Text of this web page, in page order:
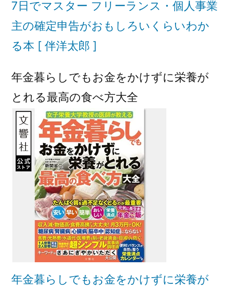
7日でマスター フリーランス・個人事業
主の確定申告がおもしろいくらいわか
る本 [ 伴洋太郎 ]
年金暮らしでもお金をかけずに栄養が
とれる最高の食べ方大全
年金暮らしでもお金をかけずに栄養が